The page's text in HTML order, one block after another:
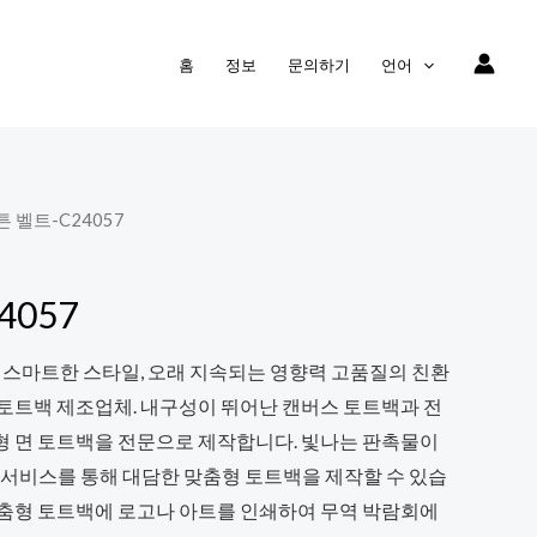
홈 정보 문의하기 언어
벨트-C24057
마트한 스타일, 오래 지속되는 영향력 고품질의 친환
트백 제조업체. 내구성이 뛰어난 캔버스 토트백과 전
면 토트백을 전문으로 제작합니다. 빛나는 판촉물이
비스를 통해 대담한 맞춤형 토트백을 제작할 수 있습
형 토트백에 로고나 아트를 인쇄하여 무역 박람회에